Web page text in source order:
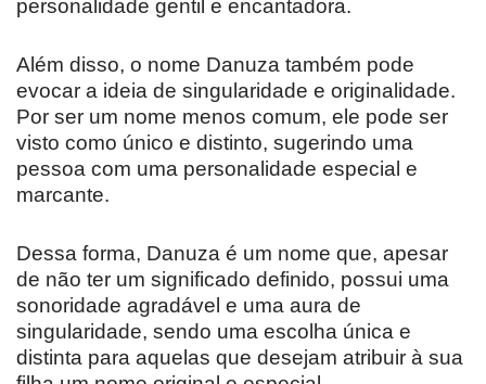
personalidade gentil e encantadora.
Além disso, o nome Danuza também pode
evocar a ideia de singularidade e originalidade.
Por ser um nome menos comum, ele pode ser
visto como único e distinto, sugerindo uma
pessoa com uma personalidade especial e
marcante.
Dessa forma, Danuza é um nome que, apesar
de não ter um significado definido, possui uma
sonoridade agradável e uma aura de
singularidade, sendo uma escolha única e
distinta para aquelas que desejam atribuir à sua